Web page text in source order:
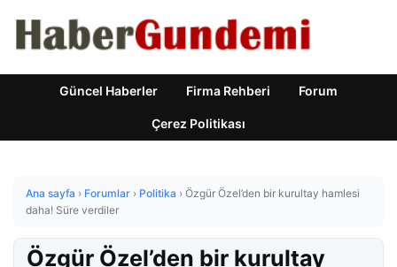
Güncel Haberler Firma Rehberi Forum
Çerez Politikası
Ana sayfa › Forumlar › Politika › Özgür Özel’den bir kurultay hamlesi
daha! Süre verdiler
Özgür Özel’den bir kurultay